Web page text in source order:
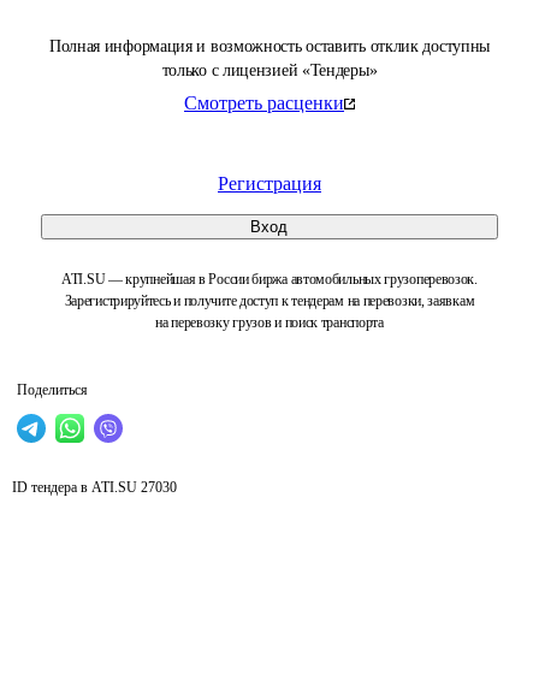
Полная информация и возможность оставить отклик доступны
только с лицензией «Тендеры»
Смотреть расценки
Регистрация
Вход
ATI.SU — крупнейшая в России биржа автомобильных грузоперевозок.
Зарегистрируйтесь и получите доступ к тендерам на перевозки, заявкам
на перевозку грузов и поиск транспорта
Поделиться
ID тендера в ATI.SU 27030